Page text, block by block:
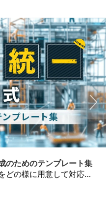
のためのテンプレート集
建設工事に関わる安全書類をどの様に用意して対応するか？関連書式テンプレートから書き方の注意点などの役立つコラムをbizoceanがお届けします。